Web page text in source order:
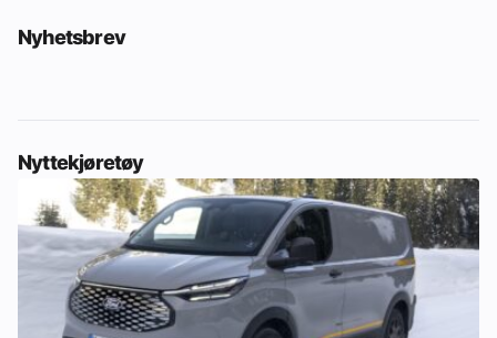
Nyhetsbrev
Nyttekjøretøy